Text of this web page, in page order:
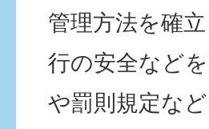
管理方法を確
行の安全など
や罰則規定な